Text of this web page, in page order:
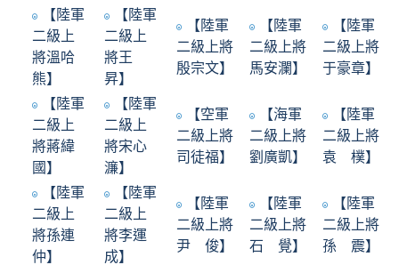
【陸軍
二級上
將溫哈
熊】
【陸軍
二級上
將王
昇】
【陸軍
二級上將
殷宗文】
【陸軍
二級上將
馬安瀾】
【陸軍
二級上將
于豪章】
【陸軍
二級上
將蔣緯
國】
【陸軍
二級上
將宋心
濂】
【空軍
二級上將
司徒福】
【海軍
二級上將
劉廣凱】
【陸軍
二級上將
袁 樸】
【陸軍
二級上
將孫連
仲】
【陸軍
二級上
將李運
成】
【陸軍
二級上將
尹 俊】
【陸軍
二級上將
石 覺】
【陸軍
二級上將
孫 震】